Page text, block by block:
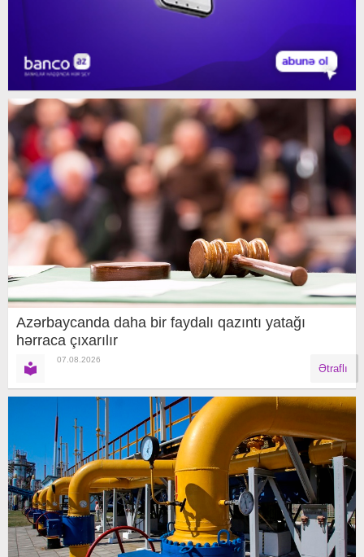
Azərbaycanda daha bir faydalı qazıntı yatağı
hərraca çıxarılır
07.08.2026
Ətraflı